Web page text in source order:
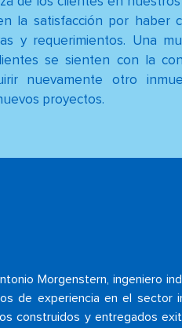
la satisfacción por haber
y requerimientos. Una
se sienten con la
nuevamente otro
proyectos.
Morgenstern, ingeniero
de experiencia en el sector
construidos y entregados